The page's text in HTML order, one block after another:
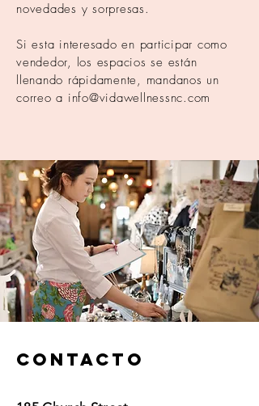
novedades y sorpresas.
Si esta interesado en participar como
vendedor, los espacios se están
llenando rápidamente, mandanos un
correo a info@vidawellnessnc.com
Contacto